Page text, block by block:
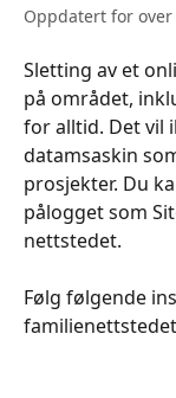
Oppdatert for
Sletting av et
på området,
for alltid. Det vil
datamsaskin
prosjekter. Du
pålogget som
nettstedet.
​​​​​Følg følgende